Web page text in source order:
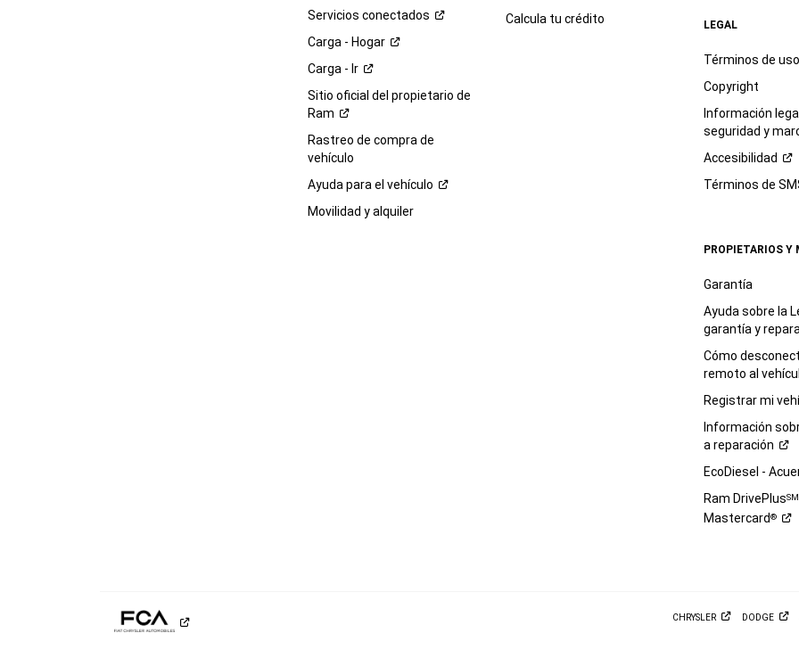
Servicios conectados
Carga - Hogar
Carga - Ir
Sitio oficial del propietario de
Ram
Rastreo de compra de
vehículo
Ayuda para el vehículo
Movilidad y alquiler
Calcula tu crédito
LEGAL
Términos de uso
Copyright
Información
seguridad y
Accesibilidad
Términos de
PROPIETARIOS Y
Garantía
Ayuda sobre la
garantía y
Cómo
remoto al
Registrar mi
Información
areparación
EcoDiesel -
Ram DrivePlusSM
Mastercard®
CHRYSLER DODGE